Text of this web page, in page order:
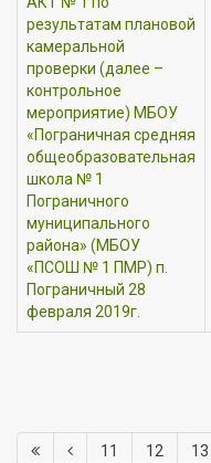
результатам плановой
камеральной
проверки (далее –
контрольное
мероприятие) МБОУ
«Пограничная средняя
общеобразовательная
школа № 1
Пограничного
муниципального
района» (МБОУ
«ПСОШ № 1 ПМР) п.
Пограничный 28
февраля 2019г.
11 12 13